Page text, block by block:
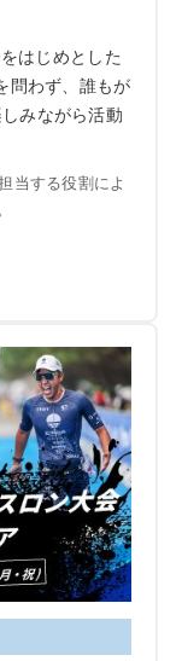
はじめとした
問わず、誰もが
みながら活動
当する役割によ